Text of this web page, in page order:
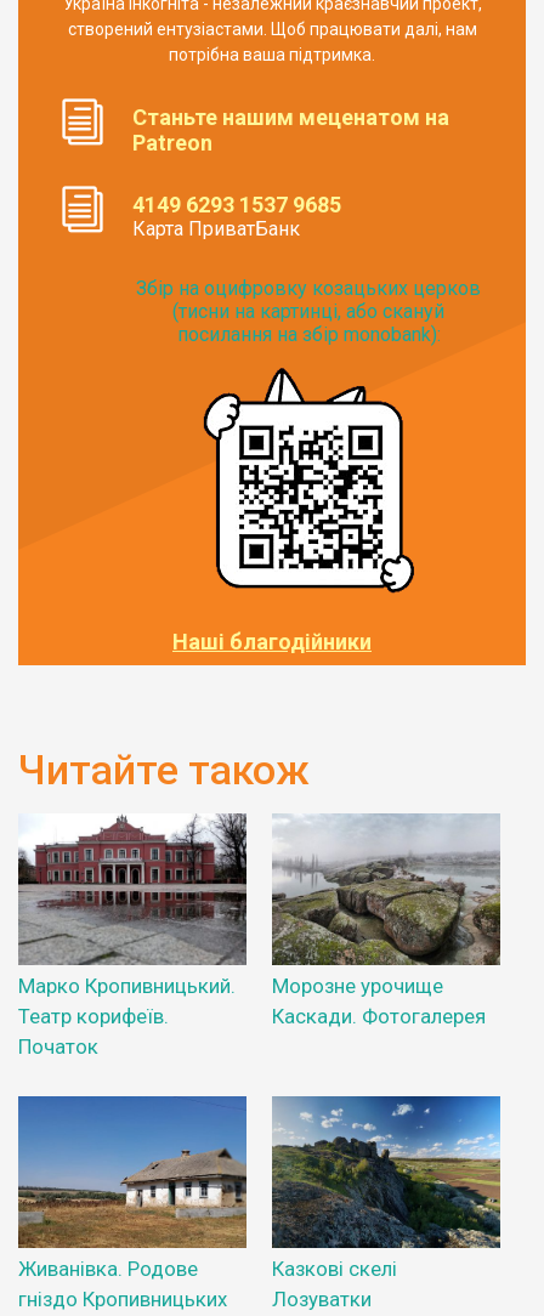
створений ентузіастами. Щоб працювати далі, нам
потрібна ваша підтримка.
Станьте нашим меценатом на
Patreon
4149 6293 1537 9685
Карта ПриватБанк
Збір на оцифровку козацьких церков
(тисни на картинці, або скануй
посилання на збір monobank):
Наші благодійники
Читайте також
Марко Кропивницький.
Театр корифеїв.
Початок
Морозне урочище
Каскади. Фотогалерея
Живанівка. Родове
гніздо Кропивницьких
Казкові скелі
Лозуватки